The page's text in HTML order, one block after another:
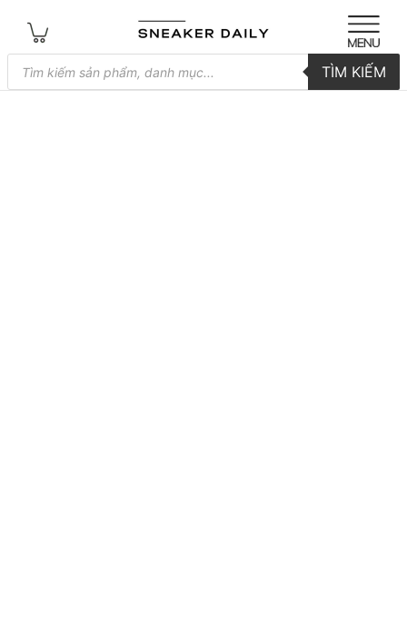
Tìm
kiếm
sản
TÌM KIẾM